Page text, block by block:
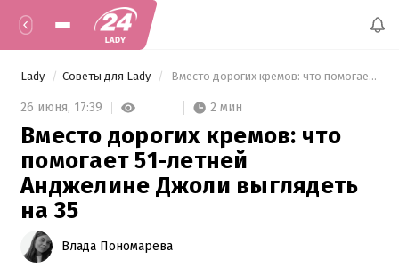
Lady Советы для Lady Вместо дорогих кремов: что помогает 51-летней Анджелине Джоли выглядеть на 35
26 июня, 17:39 2 мин
Вместо дорогих кремов: что
помогает 51-летней
Анджелине Джоли выглядеть
на 35
Влада Пономарева